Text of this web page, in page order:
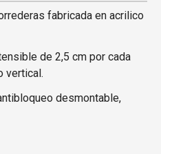
fabricada en acrilico
de 2,5 cm por cada
vertical.
desmontable,